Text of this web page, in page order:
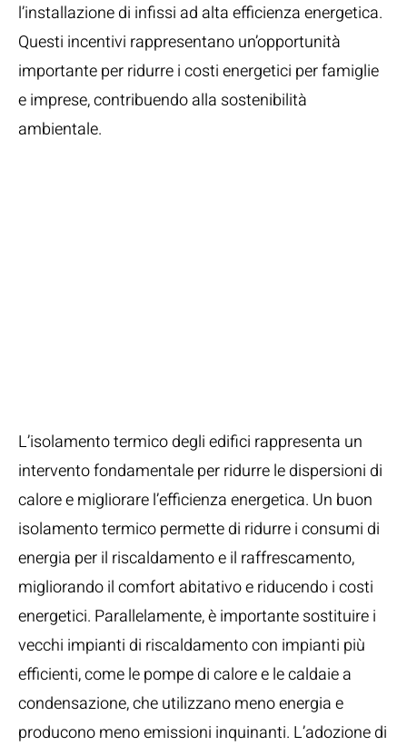
l’installazione di infissi ad alta efficienza energetica.
Questi incentivi rappresentano un’opportunità
importante per ridurre i costi energetici per famiglie
e imprese, contribuendo alla sostenibilità
ambientale.
L’isolamento termico degli edifici rappresenta un
intervento fondamentale per ridurre le dispersioni di
calore e migliorare l’efficienza energetica. Un buon
isolamento termico permette di ridurre i consumi di
energia per il riscaldamento e il raffrescamento,
migliorando il comfort abitativo e riducendo i costi
energetici. Parallelamente, è importante sostituire i
vecchi impianti di riscaldamento con impianti più
efficienti, come le pompe di calore e le caldaie a
condensazione, che utilizzano meno energia e
producono meno emissioni inquinanti. L’adozione di